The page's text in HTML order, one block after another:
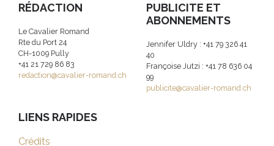
RÉDACTION
Le Cavalier Romand
Rte du Port 24
CH-1009 Pully
+41 21 729 86 83
redaction@cavalier-romand.ch
PUBLICITE ET
ABONNEMENTS
Jennifer Uldry : +41 79 326 41
40
Françoise Jutzi : +41 78 636 04
99
publicite@cavalier-romand.ch
LIENS RAPIDES
Crédits